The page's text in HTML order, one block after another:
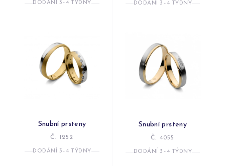
DODÁNÍ 3–4 TÝDNY DODÁNÍ 3–4 TÝDNY
Snubní prsteny
Č. 1252
DODÁNÍ 3–4 TÝDNY
Snubní prsteny
Č. 4055
DODÁNÍ 3–4 TÝDNY